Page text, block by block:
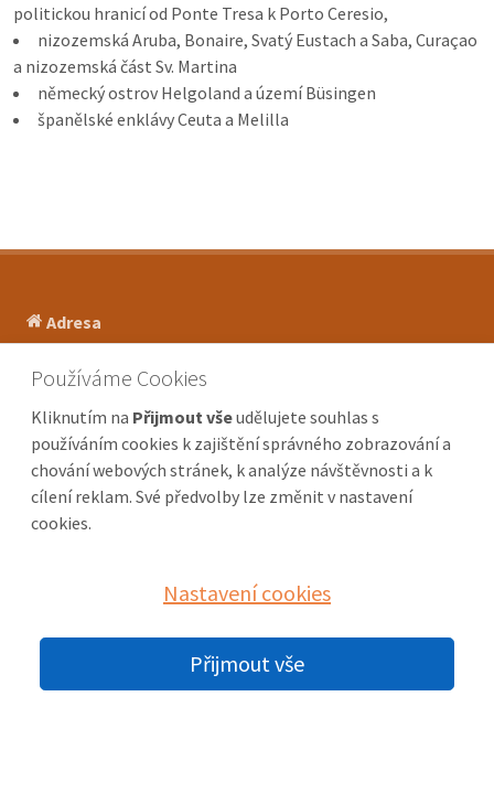
politickou hranicí od Ponte Tresa k Porto Ceresio,
nizozemská Aruba, Bonaire, Svatý Eustach a Saba, Curaçao
a nizozemská část Sv. Martina
německý ostrov Helgoland a území Büsingen
španělské enklávy Ceuta a Melilla
Adresa
250 66 Zdiby
Telefon
+420 266 311 799
+420 266 311 950
Používáme Cookies
Kliknutím na Přijmout všeudělujete souhlas s
používáním cookies k zajištění správného zobrazování a
chování webových stránek, k analýze návštěvnosti a k
cílení reklam. Své předvolby lze změnit v nastavení
cookies.
Nastavení cookies
Přijmout vše